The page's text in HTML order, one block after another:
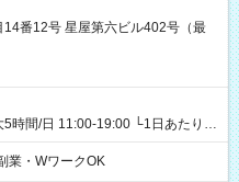
番12号 星屋第六ビル402号（最
5時間/日 11:00-19:00 └1日あたりの
間帯内であれば、いつでも勤務可
好きな曜日でご勤務いただけま
業・WワークOK